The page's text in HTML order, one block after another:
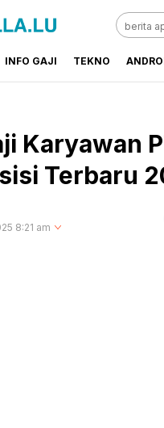
INFO GAJI TEKNO
Karyawan
Terbaru
8:21 am